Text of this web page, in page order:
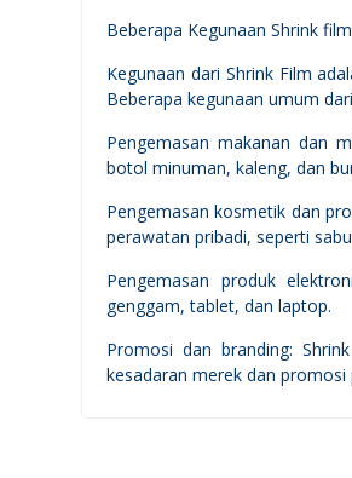
Beberapa Kegunaan Shrink film
Kegunaan dari Shrink Film
Beberapa kegunaan umum
Pengemasan makanan dan
botol minuman, kaleng, dan
Pengemasan kosmetik dan
perawatan pribadi, seperti
Pengemasan produk
genggam, tablet, dan laptop.
Promosi dan branding:
kesadaran merek dan promosi